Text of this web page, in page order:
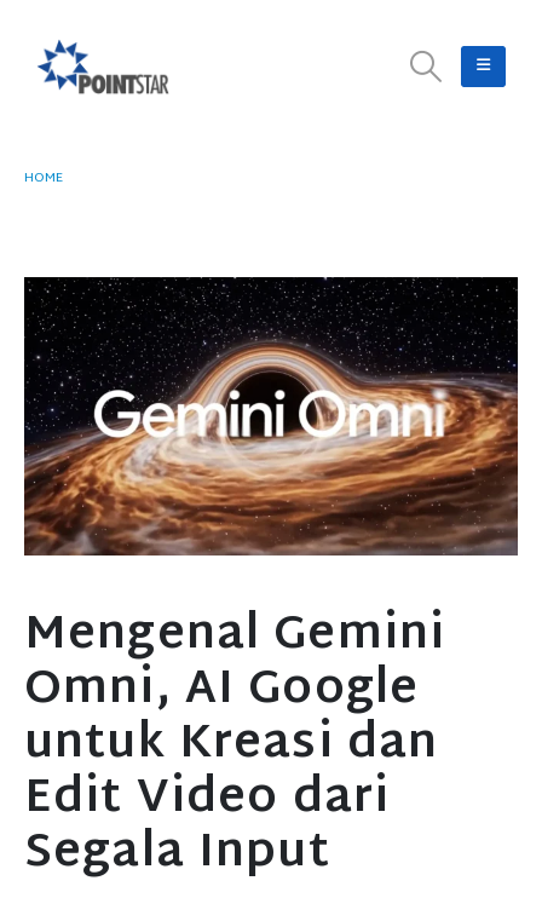
HOME
Mengenal Gemini
Omni, AI Google
untuk Kreasi dan
Edit Video dari
Segala Input